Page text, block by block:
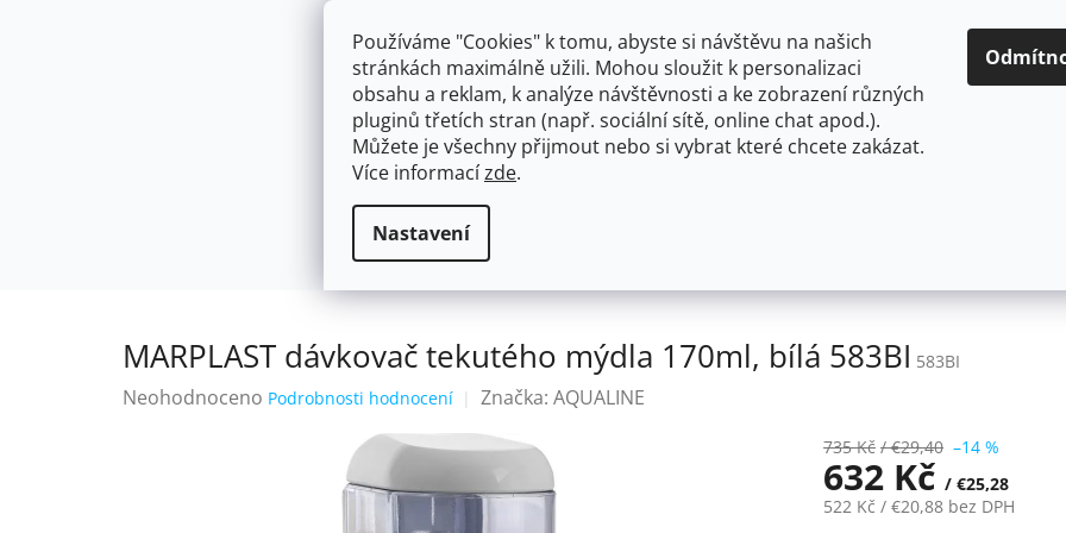
Používáme "Cookies" k tomu, abyste si návštěvu na našich
stránkách maximálně užili. Mohou sloužit k personalizaci
obsahu a reklam, k analýze návštěvnosti a ke zobrazení různých
pluginů třetích stran (např. sociální sítě, online chat apod.).
Můžete je všechny přijmout nebo si vybrat které chcete zakázat.
Více informacízde.
Nastavení
HLEDAT
NÁSTĚNNÉ 150/100MM SE SPRCHOU
MARPLAST dávkovač tekutého mýdla 170ml, bílá 583BI
MARPLAST dávkovač tekutého mýdla 170ml, bílá 583BI 583BI
Průměrné
Neohodnoceno Podrobnosti hodnocení Značka: AQUALINE
735 Kč / €29,40 –14 %
632 Kč / €25,28
522 Kč / €20,88 bez DPH